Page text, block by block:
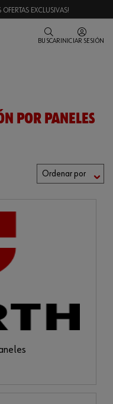
OFERTAS EXCLUSIVAS!
BUSCAR INICIAR SESIÓN
POR PANELES